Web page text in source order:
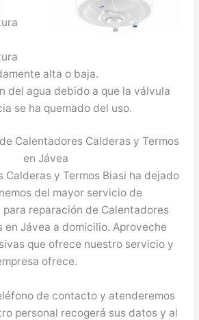
alta o baja.
del agua debido a que la válvula
se ha quemado del uso.
Calentadores Calderas y Termos
en Jávea
Calderas y Termos Biasi ha dejado
del mayor servicio de
reparación de Calentadores
en Jávea a domicilio. Aproveche
que ofrece nuestro servicio y
ofrece.
de contacto y atenderemos
personal recogerá sus datos y al